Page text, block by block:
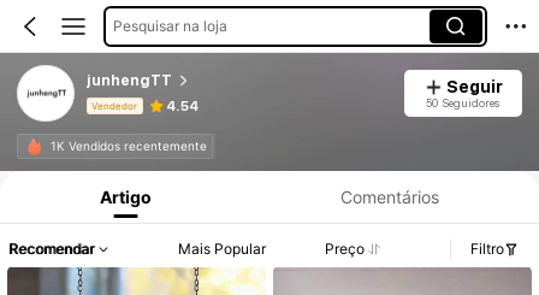
Pesquisar na loja
junhengTT
Vendedor 4.54
Seguir
50 Seguidores
1K Vendidos recentemente
Informações do Produto: Divulgação de Preço, Vendas e Detalhes de Stock.
Artigo Comentários
Recomendar Mais Popular Preço Filtro